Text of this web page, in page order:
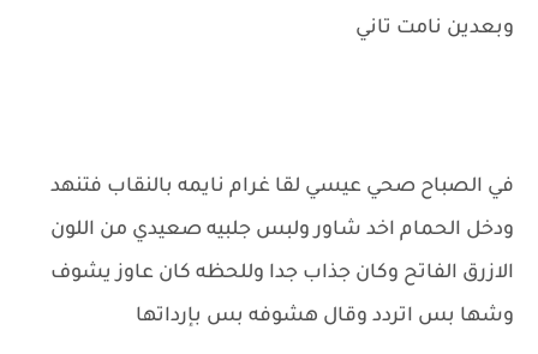
وبعدين نامت تاني
في الصباح صحي عيسي لقا غرام نايمه بالنقاب فتنهد
ودخل الحمام اخد شاور ولبس جلبيه صعيدي من اللون
الازرق الفاتح وكان جذاب جدا وللحظه كان عاوز يشوف
وشها بس اتردد وقال هشوفه بس بإرداتها